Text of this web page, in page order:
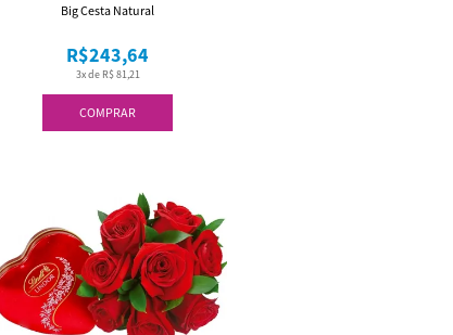
COMPRAR
3x de R$ 81,21
R$243,64
Big Cesta Natural